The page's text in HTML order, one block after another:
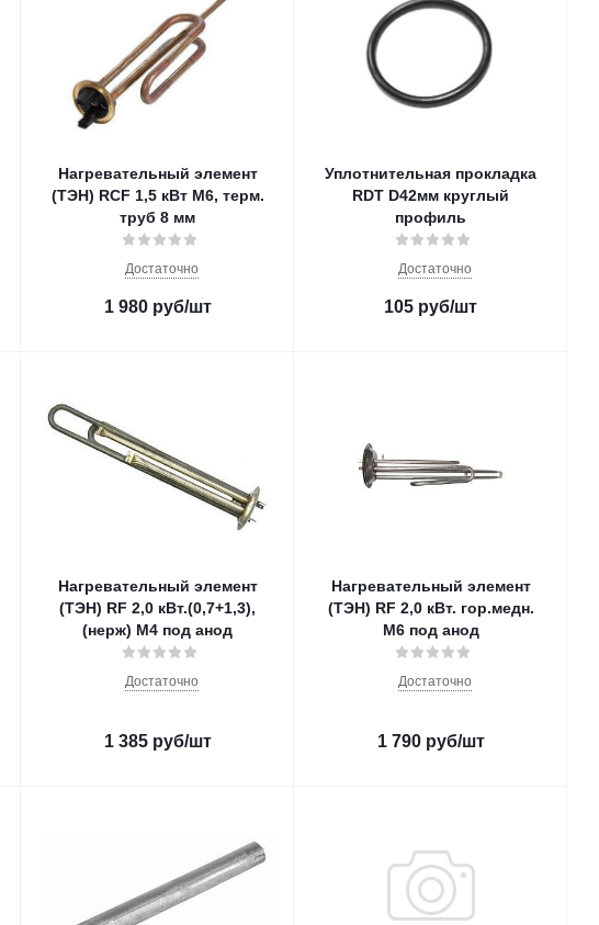
Нагревательный элемент
(ТЭН) RCF 1,5 кВт M6, терм.
труб 8 мм
Достаточно
1 980руб/шт
Уплотнительная прокладка
RDT D42мм круглый
профиль
Достаточно
105 руб/шт
Нагревательный элемент
(ТЭН) RF 2,0 кВт.(0,7+1,3),
(нерж) M4 под анод
Достаточно
1 385руб/шт
Нагревательный элемент
(ТЭН) RF 2,0 кВт. гор.медн.
M6 под анод
Достаточно
1 790руб/шт